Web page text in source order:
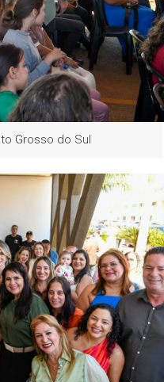
Grosso do Sul